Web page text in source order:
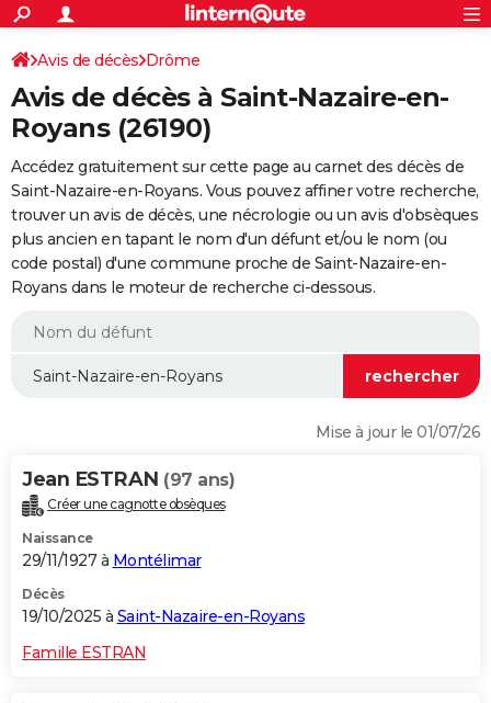
ACTUALITÉS
Politique
Société
Faits Divers
Education
Monde
Villes
+
SPORT
Coupe du monde 2026
Football
Tennis
Cyclisme
Rugby
Forum
FINANCE
Retraite
Impôts
Epargne
Immobilier
Risques naturels par ville
Banque
Assurance
Crédit
Essais
Réserver un essai
Citadines
Berlines
SUV
Forum auto
+
HIGH-TECH
Mobiles
Meilleur smartphone
Internet
Ordinateurs
Jeux vidéo
Guide high-tech
+
BRICOLAGE
Forum
Aménagement intérieur
Extérieur
Cuisine
Salle de bains
Jardinage
Rangement
WEEK-END
Guides de France
Escapades
Patrimoine
Expositions
Musées
Week-end nature
LIFESTYLE
Alimentation
Guide de la santé
Maladies
Médicaments
Sommeil
VOYAGE
Destinations
City break
Voyage nature
Voyage de noces
Forum
Climat
+PHOTO
GUIDES D'ACHAT
BONS PLANS
CARTE DE VOEUX
Avis de décès Drôme
Avis de décès à Saint-Nazaire-en-
Royans (26190)
Accédez gratuitement sur cette page au carnet des décès de
Saint-Nazaire-en-Royans. Vous pouvez affiner votre recherche,
trouver un avis de décès, une nécrologie ou un avis d'obsèques
plus ancien en tapant le nom d'un défunt et/ou le nom (ou
code postal) d'une commune proche de Saint-Nazaire-en-
Royans dans le moteur de recherche ci-dessous.
Mise à jour le 01/07/26
Jean ESTRAN (97 ans)
Créer une cagnotte obsèques
Naissance
29/11/1927 à Montélimar
Décès
19/10/2025 à Saint-Nazaire-en-Royans
Famille ESTRAN